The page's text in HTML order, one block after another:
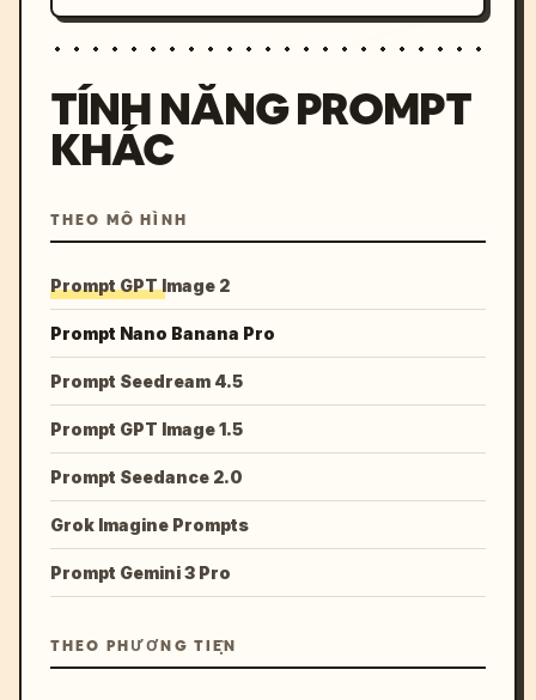
TÍNH NĂNG PROMPT
KHÁC
THEO MÔ HÌNH
Prompt GPT Image 2
Prompt Nano Banana Pro
Prompt Seedream 4.5
Prompt GPT Image 1.5
Prompt Seedance 2.0
Grok Imagine Prompts
Prompt Gemini 3 Pro
THEO PHƯƠNG TIỆN